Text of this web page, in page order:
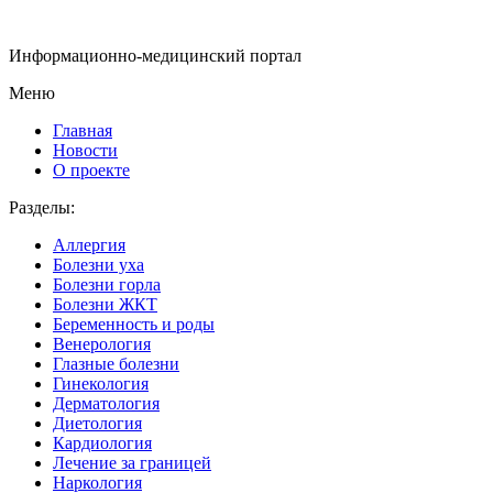
Информационно-медицинский портал
Меню
Главная
Новости
О проекте
Разделы:
Аллергия
Болезни уха
Болезни горла
Болезни ЖКТ
Беременность и роды
Венерология
Глазные болезни
Гинекология
Дерматология
Диетология
Кардиология
Лечение за границей
Наркология